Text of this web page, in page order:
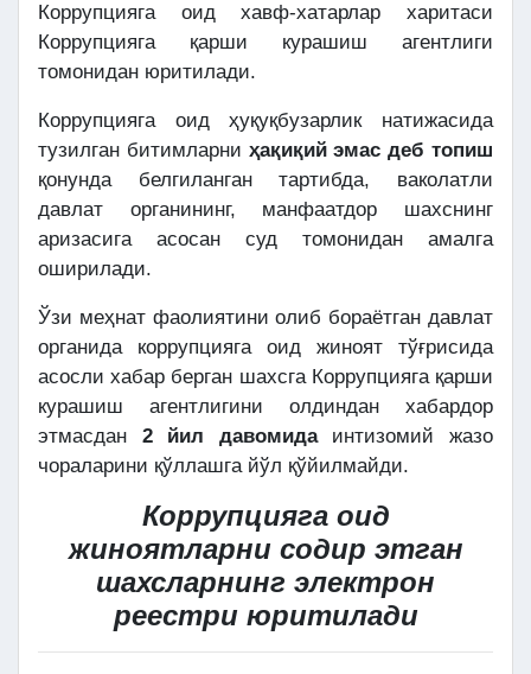
Коррупцияга оид хавф-хатарлар харитаси
Коррупцияга қарши курашиш агентлиги
томонидан юритилади.
Коррупцияга оид ҳуқуқбузарлик натижасида
тузилган битимларни ҳақиқий эмас деб топиш
қонунда белгиланган тартибда, ваколатли
давлат органининг, манфаатдор шахснинг
аризасига асосан суд томонидан амалга
оширилади.
Ўзи меҳнат фаолиятини олиб бораётган давлат
органида коррупцияга оид жиноят тўғрисида
асосли хабар берган шахсга Коррупцияга қарши
курашиш агентлигини олдиндан хабардор
этмасдан 2 йил давомида интизомий жазо
чораларини қўллашга йўл қўйилмайди.
Коррупцияга оид
жиноятларни содир этган
шахсларнинг электрон
реестри юритилади